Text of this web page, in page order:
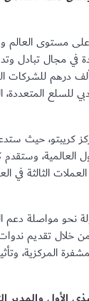
على مستوى العالم
في مجال
بموجب هذه الشراكة دعماً
دبي للسلع
حيث
العالمية،
نحو مواصلة
من خلال تقديم
المركزية،
الأول والمدير